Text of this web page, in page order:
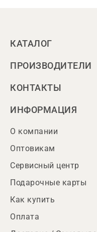
КАТАЛОГ
ПРОИЗВОДИТЕЛИ
КОНТАКТЫ
ИНФОРМАЦИЯ
О компании
Оптовикам
Сервисный центр
Подарочные карты
Как купить
Оплата